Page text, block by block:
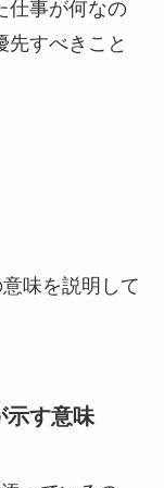
仕事が何なの
先すべきこと
味を説明して
示す意味